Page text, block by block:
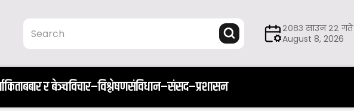
२०८३ साउन २२ गते
August 8, 2026
किताबबार र बेञ्चविचार–विश्लेषणसंविधान–संसद–प्रशासन